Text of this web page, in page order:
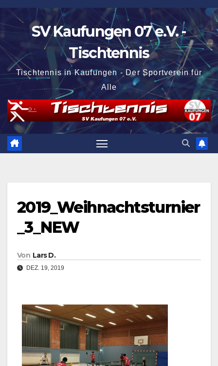
Zum
Inhalt
springen
SV Kaufungen 07 e.V. -
Tischtennis
Tischtennis in Kaufungen - Der Sportverein für
Alle
2019_Weihnachtsturnier
_3_NEW
Von Lars D.
DEZ. 19, 2019